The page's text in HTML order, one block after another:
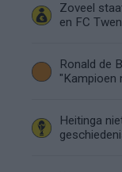
Zoveel
en FC
Ronald de
"Kampioen
Heitinga